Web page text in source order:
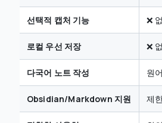
선택적 캡처 기능 ❌
로컬 우선 저장 ❌
다국어 노트 작성 원
Obsidian/Markdown 지원 제